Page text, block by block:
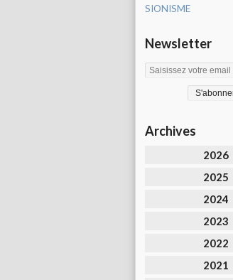
SIONISME
Newsletter
Archives
2026
2025
2024
2023
2022
2021